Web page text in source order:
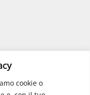
cookie o